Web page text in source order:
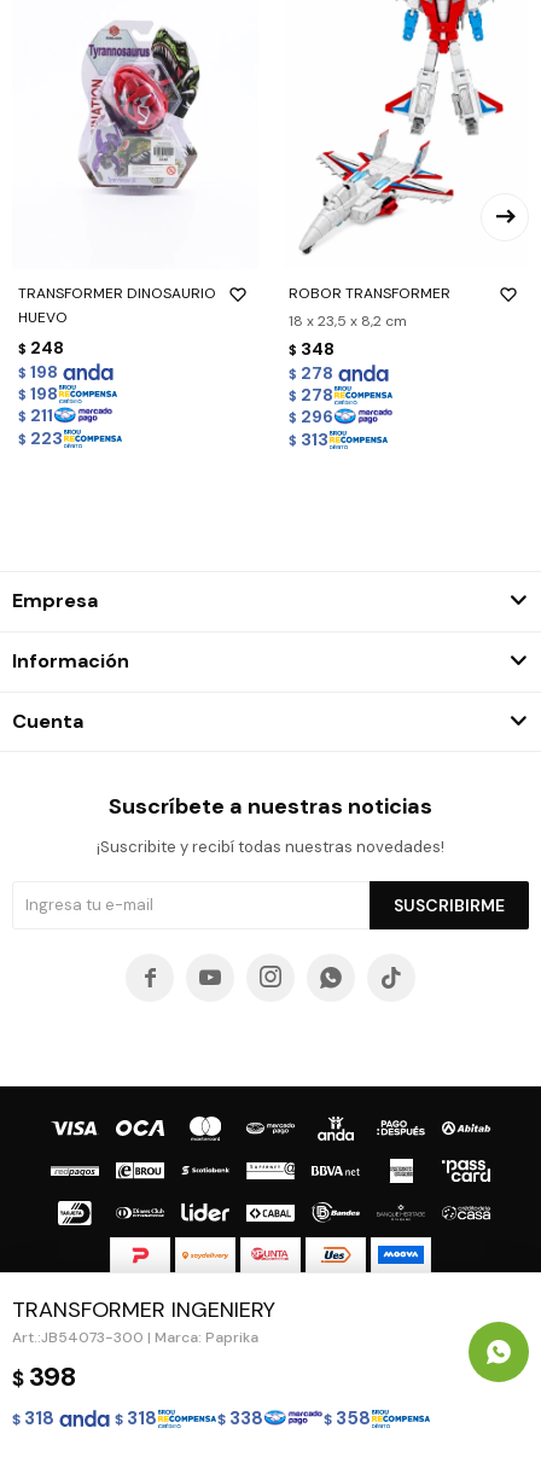
TRANSFORMER INGENIERY
JB54073-300 | Marca: Paprika
$ 398
$ 318 $ 318 $ 338 $ 358
TRANSFORMER DINOSAURIO
HUEVO
$ 248
$ 198
$ 198
$ 211
$ 223
ROBOR TRANSFORMER
18 x 23,5 x 8,2 cm
$ 348
$ 278
$ 278
$ 296
$ 313
Empresa
Información
Cuenta
Suscríbete a nuestras noticias
¡Suscribite y recibí todas nuestras novedades!
SUSCRIBIRME
    
© Copyright 2026 / Guapa - Paprika